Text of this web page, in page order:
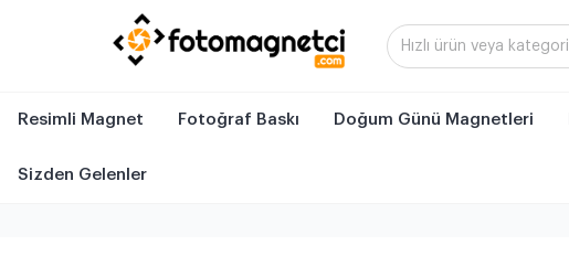
Resimli Magnet Fotoğraf Baskı Doğum Günü Magnetleri
Sizden Gelenler